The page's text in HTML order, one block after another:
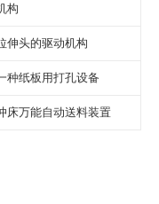
构
伸头的驱动机构
种纸板用打孔设备
床万能自动送料装置